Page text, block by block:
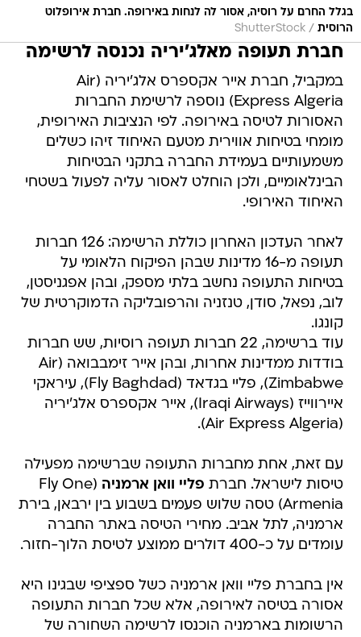
בגלל החרם על רוסיה, אסור לה לנחות באירופה. חברת אירופלוט
הרוסית /
ShutterStock
חברת תעופה מאלג'יריה נכנסה לרשימה
במקביל, חברת אייר אקספרס אלג'יריה (Air
Express Algeria) נוספה לרשימת החברות
האסורות לטיסה באירופה. לפי הנציבות האירופית,
מומחי בטיחות אווירית מטעם האיחוד זיהו כשלים
משמעותיים בעמידת החברה בתקני הבטיחות
הבינלאומיים, ולכן הוחלט לאסור עליה לפעול בשטחי
האיחוד האירופי.
לאחר העדכון האחרון כוללת הרשימה: 126 חברות
תעופה מ-16 מדינות שבהן הפיקוח הלאומי על
בטיחות התעופה נחשב בלתי מספק, ובהן אפגניסטן,
לוב, נפאל, סודן, טנזניה והרפובליקה הדמוקרטית של
קונגו.
עוד ברשימה, 22 חברות תעופה רוסיות, שש חברות
בודדות ממדינות אחרות, ובהן אייר זימבבואה (Air
Zimbabwe), פליי בגדאד (Fly Baghdad), עיראקי
איירווייז (Iraqi Airways), אייר אקספרס אלג'יריה
(Air Express Algeria).
עם זאת, אחת מחברות התעופה שברשימה מפעילה
טיסות לישראל. חברת פליי וואן ארמניה
(Fly One
Armenia) טסה שלוש פעמים בשבוע בין ירבאן, בירת
ארמניה, לתל אביב. מחירי הטיסה באתר החברה
עומדים על כ-400 דולרים ממוצע לטיסת הלוך-חזור.
אין בחברת פליי וואן ארמניה כשל ספציפי שבגינו היא
אסורה בטיסה לאירופה, אלא שכל חברות התעופה
הרשומות בארמניה הוכנסו לרשימה השחורה של